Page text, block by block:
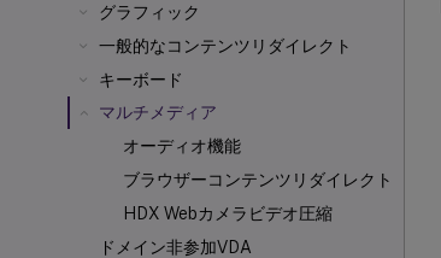
グラフィック
一般的なコンテンツリダイレクト
キーボード
マルチメディア
オーディオ機能
ブラウザーコンテンツリダイレクト
HDX Webカメラビデオ圧縮
ドメイン非参加VDA